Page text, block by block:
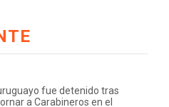
fue detenido tras
a Carabineros en el